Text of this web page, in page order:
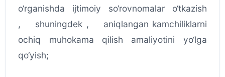
o‘rganishda ijtimoiy so‘rovnomalar o‘tkazish
, shuningdek , aniqlangan kamchiliklarni
ochiq muhokama qilish amaliyotini yo‘lga
qo‘yish;